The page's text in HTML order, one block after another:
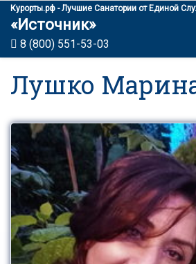
Курорты.рф - Лучшие Санатории от Единой
«Источник»
8 (800) 551-53-03
Лушко